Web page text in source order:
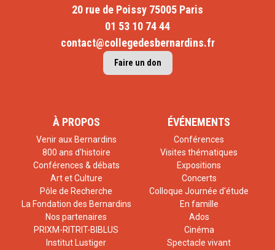
20 rue de Poissy 75005 Paris
01 53 10 74 44
contact@collegedesbernardins.fr
Faire un don
À PROPOS
Venir aux Bernardins
800 ans d'histoire
Conférences & débats
Art et Culture
Pôle de Recherche
La Fondation des Bernardins
Nos partenaires
PRIXM-RITRIT-BIBLUS
Institut Lustiger
ÉVÉNEMENTS
Conférences
Visites thématiques
Expositions
Concerts
Colloque Journée d'étude
En famille
Ados
Cinéma
Spectacle vivant